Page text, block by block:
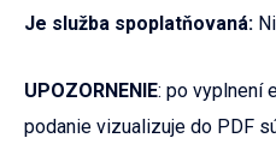
Je služba spoplatňovaná:
UPOZORNENIE: po vyplnení
podanie vizualizuje do PDF